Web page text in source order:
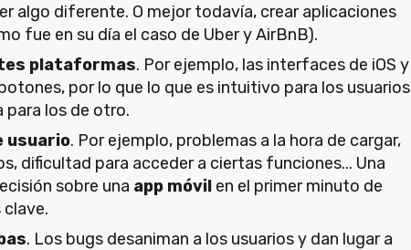
algo diferente. O mejor todavía, crear aplicaciones
fue en su día el caso de Uber y AirBnB).
plataformas. Por ejemplo, las interfaces de iOS y
por lo que lo que es intuitivo para los usuarios
para los de otro.
usuario. Por ejemplo, problemas a la hora de cargar,
dificultad para acceder a ciertas funciones... Una
sobre una app móvil en el primer minuto de
clave.
. Los bugs desaniman a los usuarios y dan lugar a